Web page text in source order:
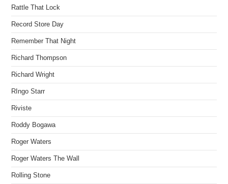
Rattle That Lock
Record Store Day
Remember That Night
Richard Thompson
Richard Wright
RIngo Starr
Riviste
Roddy Bogawa
Roger Waters
Roger Waters The Wall
Rolling Stone